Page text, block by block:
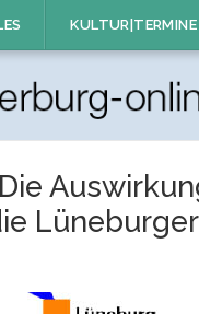
KULTUR|TERMINE